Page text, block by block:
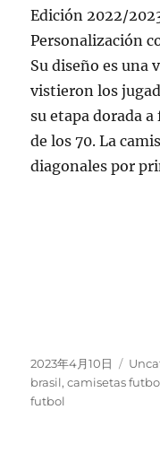
Edición 2022/
Personalización
Su diseño es una
vistieron los
su etapa dorada
de los 70. La
diagonales por
Publicado
el
2023年4月10日
brasil,camisetas
futbol